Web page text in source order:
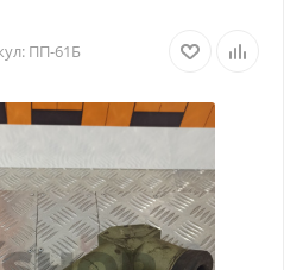
ПП-61Б